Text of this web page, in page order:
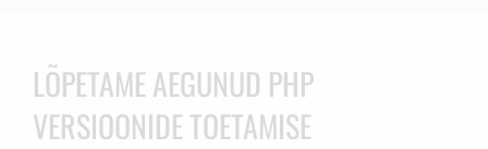
LÕPETAME AEGUNUD PHP
VERSIOONIDE TOETAMISE